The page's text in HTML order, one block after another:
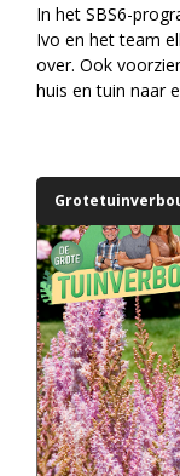
In het SBS6-
Ivo en het team
over. Ook
huis en tuin naar